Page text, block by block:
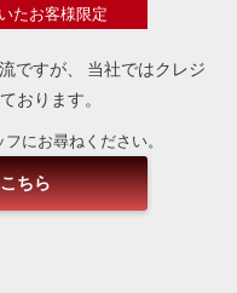
たお客様限定
ですが、
当社ではクレジ
おります。
にお尋ねください。
ちら